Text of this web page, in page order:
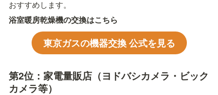
おすすめします。
浴室暖房乾燥機の交換はこちら
東京ガスの機器交換 公式を見る
第2位：家電量販店（ヨドバシカメラ・ビック
カメラ等）